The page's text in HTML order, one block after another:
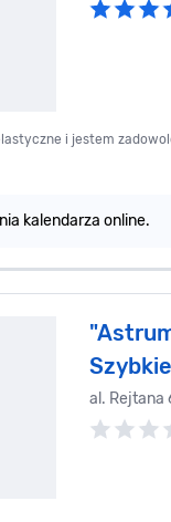
i jestem
kalendarza online.
al. Rejtana